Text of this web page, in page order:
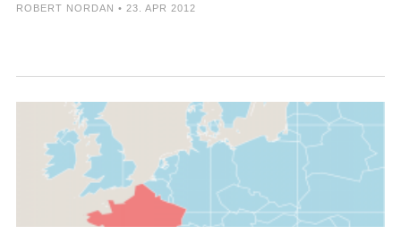
ROBERT NORDAN • 23. APR 2012